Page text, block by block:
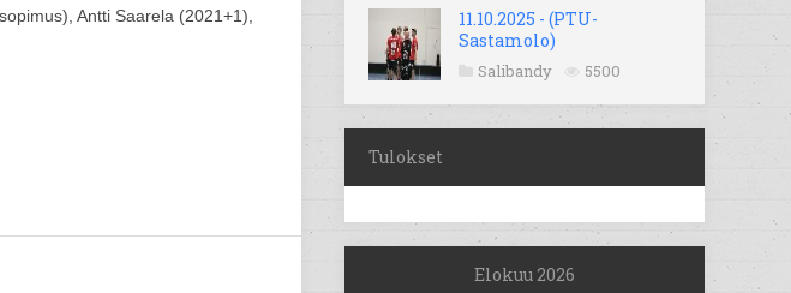
Antti Saarela (2021+1),
11.10.2025 - (PTU-
Sastamolo)
Salibandy 5500
Tulokset
Elokuu 2026